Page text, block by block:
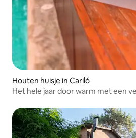
Houten huisje in Cariló
Het hele jaar door warm met een